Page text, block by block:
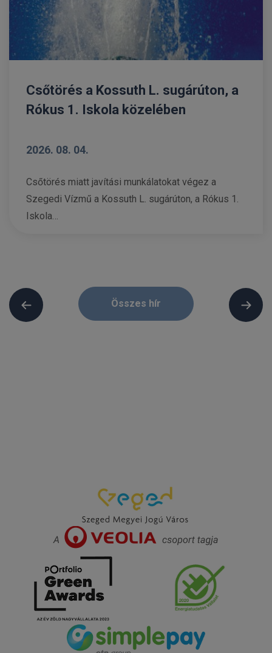
Csőtörés a Kossuth L. sugárúton, a
Rókus 1. Iskola közelében
2026. 08. 04.
Csőtörés miatt javítási munkálatokat végez a
Szegedi Vízmű a Kossuth L. sugárúton, a Rókus 1.
Iskola…
Összes hír